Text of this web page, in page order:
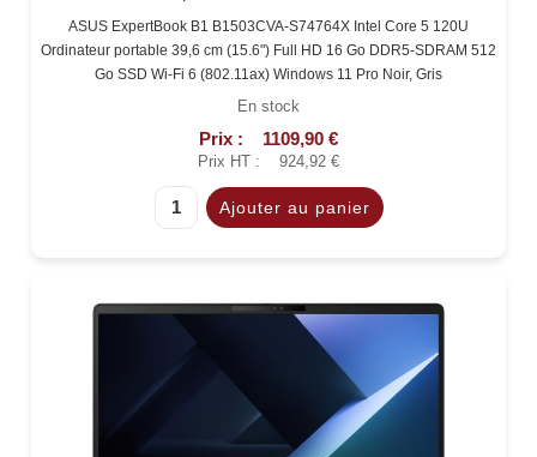
ASUS ExpertBook B1 B1503CVA-S74764X Intel Core 5 120U
Ordinateur portable 39,6 cm (15.6") Full HD 16 Go DDR5-SDRAM 512
Go SSD Wi-Fi 6 (802.11ax) Windows 11 Pro Noir, Gris
En stock
Prix : 1109,90 €
Prix HT : 924,92 €